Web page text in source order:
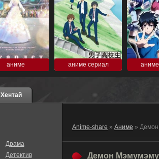
аниме аниме сериал
Хентай
Anime-share » Аниме »
Демон Мэмумэму
Драма
Детектив